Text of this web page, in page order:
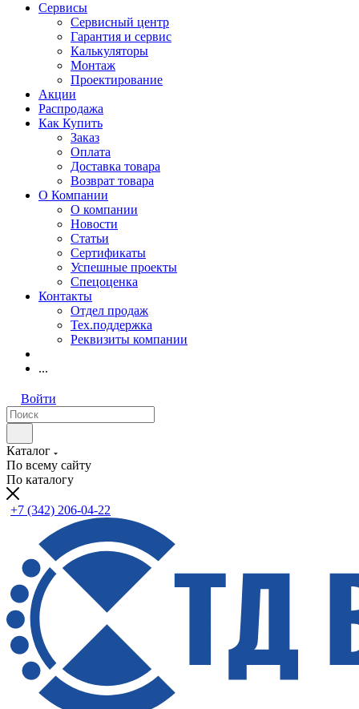
Сервисы
Сервисный центр
Гарантия и сервис
Калькуляторы
Монтаж
Проектирование
Акции
Распродажа
Как Купить
Заказ
Оплата
Доставка товара
Возврат товара
О Компании
О компании
Новости
Статьи
Сертификаты
Успешные проекты
Спецоценка
Контакты
Отдел продаж
Тех.поддержка
Реквизиты компании
...
Войти
Каталог
По всему сайту
По каталогу
+7 (342) 206-04-22